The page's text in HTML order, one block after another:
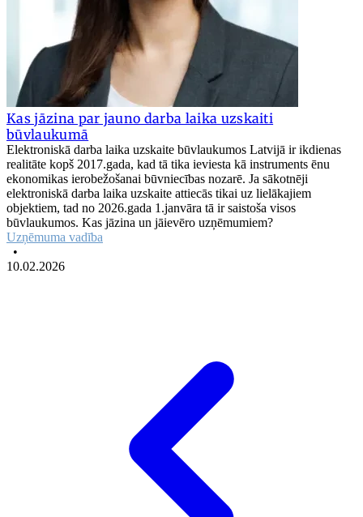
Kas jāzina par jauno darba laika uzskaiti
būvlaukumā
Elektroniskā darba laika uzskaite būvlaukumos Latvijā ir ikdienas
realitāte kopš 2017.gada, kad tā tika ieviesta kā instruments ēnu
ekonomikas ierobežošanai būvniecības nozarē. Ja sākotnēji
elektroniskā darba laika uzskaite attiecās tikai uz lielākajiem
objektiem, tad no 2026.gada 1.janvāra tā ir saistoša visos
būvlaukumos. Kas jāzina un jāievēro uzņēmumiem?
Uzņēmuma vadība
•
10.02.2026